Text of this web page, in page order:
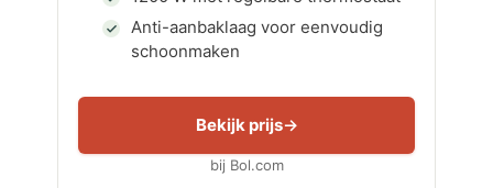
Anti-aanbaklaag voor eenvoudig
schoonmaken
Bekijk prijs
bij Bol.com